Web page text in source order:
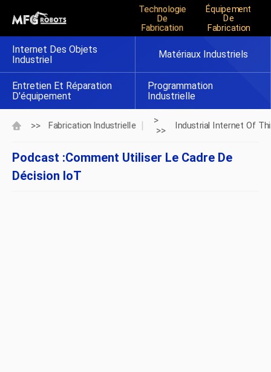
Technologie
De
Fabrication
Équipement
De
Fabrication
Internet Des Objets
Industriel
Matériaux Industriels
Entretien Et Réparation
D'équipement
Programmation
Industrielle
>> Fabrication Industrielle
>
>>
Industrial Internet Of
Podcast :Comment Utiliser Le Cadre De
Décision IoT